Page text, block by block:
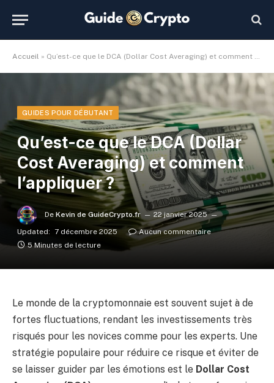
Accueil » Qu’est-ce que le DCA (Dollar Cost Averaging) et comment l’appliquer ?
GUIDES POUR DÉBUTANT
Qu’est-ce que le DCA (Dollar
Cost Averaging) et comment
l’appliquer ?
De Kevin de GuideCrypto.fr
22 janvier 2025
Updated:
7 décembre 2025
Aucun commentaire
5 Minutes de lecture
Le monde de la cryptomonnaie est souvent sujet à de
fortes fluctuations, rendant les investissements très
risqués pour les novices comme pour les experts. Une
stratégie populaire pour réduire ce risque et éviter de
se laisser guider par les émotions est le Dollar Cost